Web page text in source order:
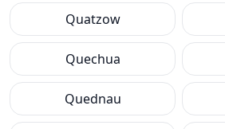
Quatzow
Quechua
Quednau